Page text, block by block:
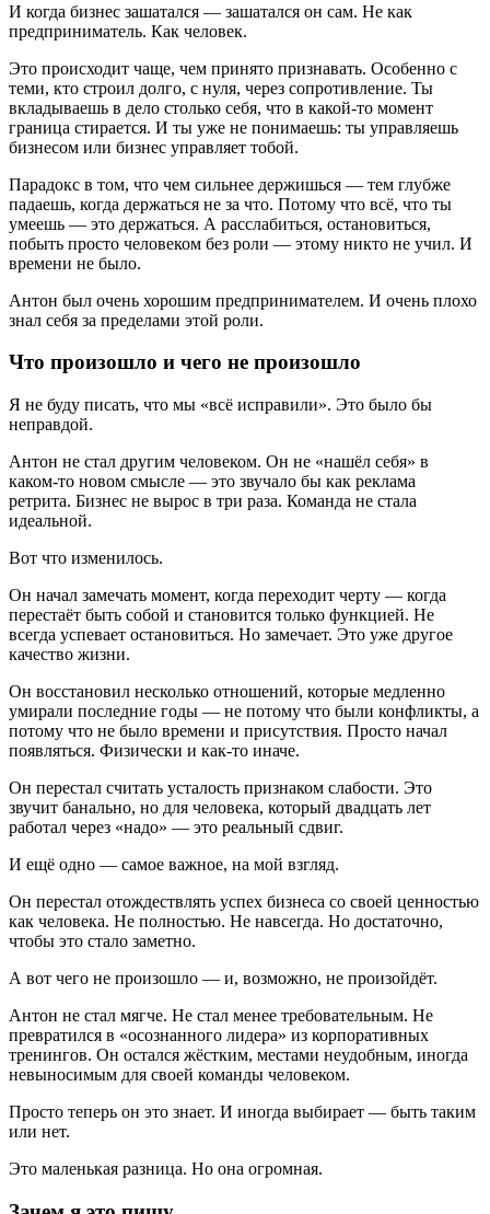
И когда бизнес зашатался — зашатался он сам. Не как
предприниматель. Как человек.
Это происходит чаще, чем принято признавать. Особенно с
теми, кто строил долго, с нуля, через сопротивление. Ты
вкладываешь в дело столько себя, что в какой-то момент
граница стирается. И ты уже не понимаешь: ты управляешь
бизнесом или бизнес управляет тобой.
Парадокс в том, что чем сильнее держишься — тем глубже
падаешь, когда держаться не за что. Потому что всё, что ты
умеешь — это держаться. А расслабиться, остановиться,
побыть просто человеком без роли — этому никто не учил. И
времени не было.
Антон был очень хорошим предпринимателем. И очень плохо
знал себя за пределами этой роли.
Что произошло и чего не произошло
Я не буду писать, что мы «всё исправили». Это было бы
неправдой.
Антон не стал другим человеком. Он не «нашёл себя» в
каком-то новом смысле — это звучало бы как реклама
ретрита. Бизнес не вырос в три раза. Команда не стала
идеальной.
Вот что изменилось.
Он начал замечать момент, когда переходит черту — когда
перестаёт быть собой и становится только функцией. Не
всегда успевает остановиться. Но замечает. Это уже другое
качество жизни.
Он восстановил несколько отношений, которые медленно
умирали последние годы — не потому что были конфликты, а
потому что не было времени и присутствия. Просто начал
появляться. Физически и как-то иначе.
Он перестал считать усталость признаком слабости. Это
звучит банально, но для человека, который двадцать лет
работал через «надо» — это реальный сдвиг.
И ещё одно — самое важное, на мой взгляд.
Он перестал отождествлять успех бизнеса со своей ценностью
как человека. Не полностью. Не навсегда. Но достаточно,
чтобы это стало заметно.
А вот чего не произошло — и, возможно, не произойдёт.
Антон не стал мягче. Не стал менее требовательным. Не
превратился в «осознанного лидера» из корпоративных
тренингов. Он остался жёстким, местами неудобным, иногда
невыносимым для своей команды человеком.
Просто теперь он это знает. И иногда выбирает — быть таким
или нет.
Это маленькая разница. Но она огромная.